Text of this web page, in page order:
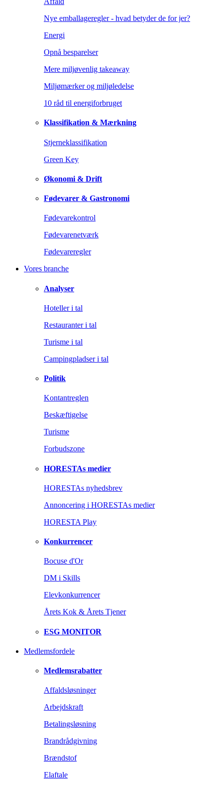
Nye emballageregler - hvad betyder de for jer?
Energi
Opnå besparelser
Mere miljøvenlig takeaway
Miljømærker og miljøledelse
10 råd til energiforbruget
Klassifikation & Mærkning
Stjerneklassifikation
Green Key
Økonomi & Drift
Fødevarer & Gastronomi
Fødevarekontrol
Fødevarenetværk
Fødevareregler
Vores branche
Analyser
Hoteller i tal
Restauranter i tal
Turisme i tal
Campingpladser i tal
Politik
Kontantreglen
Beskæftigelse
Turisme
Forbudszone
HORESTAs medier
HORESTAs nyhedsbrev
Annoncering i HORESTAs medier
HORESTA Play
Konkurrencer
Bocuse d'Or
DM i Skills
Elevkonkurrencer
Årets Kok & Årets Tjener
ESG MONITOR
Medlemsfordele
Medlemsrabatter
Affaldsløsninger
Arbejdskraft
Betalingsløsning
Brandrådgivning
Brændstof
Elaftale